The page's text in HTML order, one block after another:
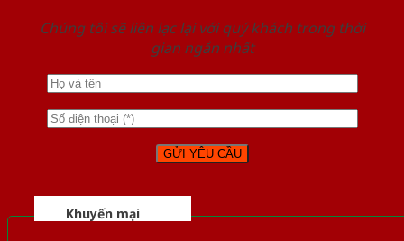
Chúng tôi sẽ liên lạc lại với quý khách trong thời
gian ngắn nhất
Khuyến mại